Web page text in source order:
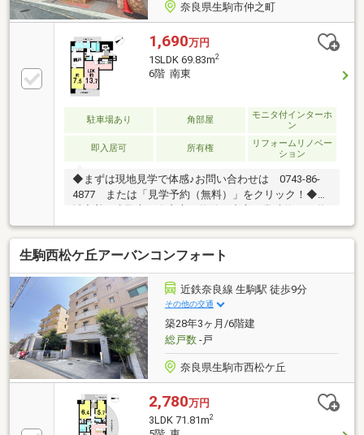
奈良県生駒市仲之町
1,690万円
1SLDK 69.83m2
6階 南東
駐車場あり 角部屋
モニタ付インターホ
ン
即入居可 所有権
リフォームリノベー
ション
◆まずは現地見学で体感♪お問い合わせは 0743-86-
4877 または「見学予約（無料）」をクリック！◆地
域密着！生駒市・奈良市の物件を中心に常時約2000物
件を取り扱っております◎インターネット未公開物件
も多数！生駒・奈良エリアでお探しの方は当社へお問
合せ下さい♪◆お住替えの方/売却検討の方必見！当社
では1社完結でお住替えをサポート。売却～購入～引
越までスムーズに☆ ◆住宅ローンのご相談もお任せ下
さい！お勤め先や勤続年数、ご年収等により、借り入
れ可能な金融機関は異なります。専任の住宅ローンア
ドバイザーがお客様に合った最適な金融機関をご紹介
します！
生駒西松ケ丘アーバンコンフォート
近鉄奈良線 生駒駅 徒歩9分
その他の交通
築28年3ヶ月/6階建
総戸数-戸
奈良県生駒市西松ケ丘
2,780万円
3LDK 71.81m2